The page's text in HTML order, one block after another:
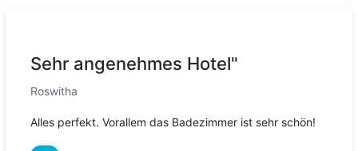
Sehr angenehmes Hotel"
Roswitha
Alles perfekt. Vorallem das Badezimmer ist sehr schön!